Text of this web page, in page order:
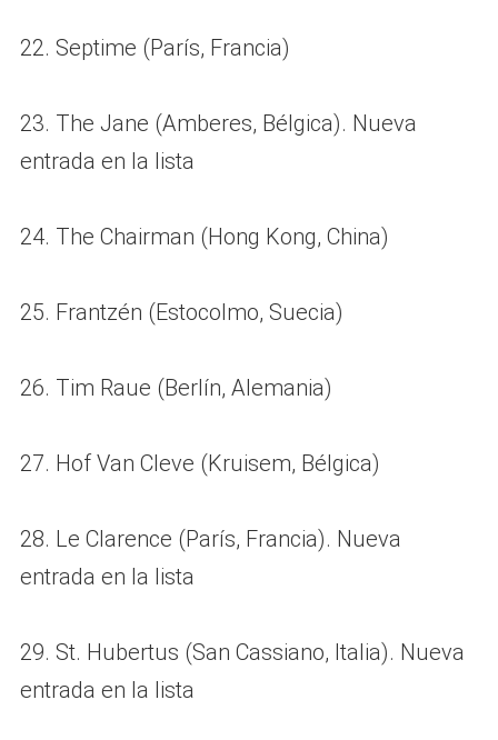
22. Septime (París, Francia)
23. The Jane (Amberes, Bélgica). Nueva
entrada en la lista
24. The Chairman (Hong Kong, China)
25. Frantzén (Estocolmo, Suecia)
26. Tim Raue (Berlín, Alemania)
27. Hof Van Cleve (Kruisem, Bélgica)
28. Le Clarence (París, Francia). Nueva
entrada en la lista
29. St. Hubertus (San Cassiano, Italia). Nueva
entrada en la lista